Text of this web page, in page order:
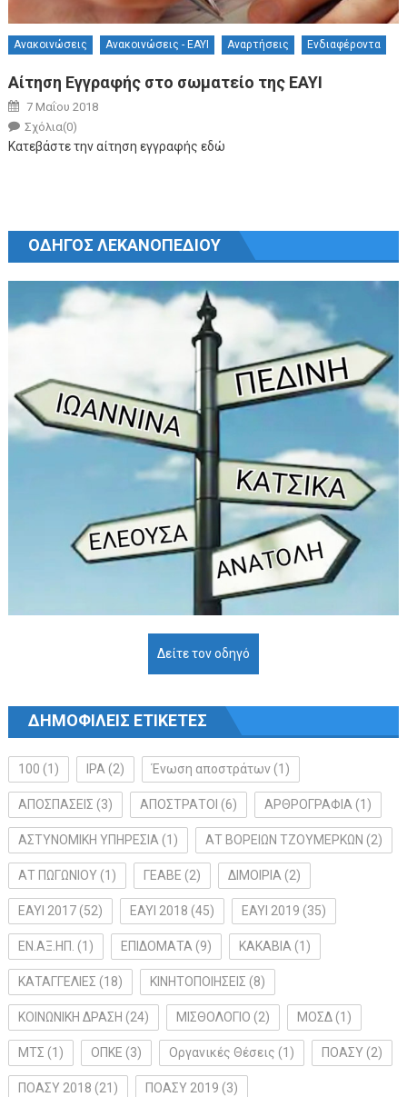
Ανακοινώσεις Ανακοινώσεις - ΕΑΥΙ Αναρτήσεις Ενδιαφέροντα
Αίτηση Εγγραφής στο σωματείο της ΕΑΥΙ
Posted on
7 Μαΐου 2018
Author
Σχόλια(0)
Κατεβάστε την αίτηση εγγραφής εδώ
ΟΔΗΓΟΣ ΛΕΚΑΝΟΠΕΔΙΟΥ
Δείτε τον οδηγό
ΔΗΜΟΦΙΛΕΙΣ ΕΤΙΚΕΤΕΣ
100 (1) IPA (2) Ένωση αποστράτων(1)
ΑΠΟΣΠΑΣΕΙΣ (3) ΑΠΟΣΤΡΑΤΟΙ (6) ΑΡΘΡΟΓΡΑΦΙΑ (1)
ΑΣΤΥΝΟΜΙΚΗ ΥΠΗΡΕΣΙΑ (1) ΑΤ ΒΟΡΕΙΩΝ ΤΖΟΥΜΕΡΚΩΝ (2)
ΑΤ ΠΩΓΩΝΙΟΥ(1) ΓΕΑΒΕ (2) ΔΙΜΟΙΡΙΑ (2)
ΕΑΥΙ 2017(52) ΕΑΥΙ 2018 (45) ΕΑΥΙ 2019 (35)
ΕΝ.ΑΞ.ΗΠ. (1) ΕΠΙΔΟΜΑΤΑ (9) ΚΑΚΑΒΙΑ (1)
ΚΑΤΑΓΓΕΛΙΕΣ (18) ΚΙΝΗΤΟΠΟΙΗΣΕΙΣ (8)
ΚΟΙΝΩΝΙΚΗ ΔΡΑΣΗ (24) ΜΙΣΘΟΛΟΓΙΟ (2) ΜΟΣΔ(1)
ΜΤΣ (1) ΟΠΚΕ (3) Οργανικές Θέσεις (1) ΠΟΑΣΥ(2)
ΠΟΑΣΥ 2018 (21) ΠΟΑΣΥ 2019 (3)